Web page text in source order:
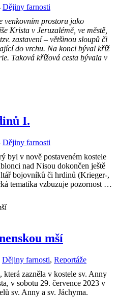
Dějiny farnosti
venkovním prostoru jako
Krista v Jeruzalémě, ve městě,
zastavení – většinou sloupů či
do vrchu. Na konci býval kříž
Taková křížová cesta bývala v
I.
Dějiny farnosti
byl v nově postaveném kostele
nad Nisou dokončen ještě
bojovníků či hrdinů (Krieger-,
tematika vzbuzuje pozornost …
mší
Dějiny farnosti, Reportáže
zazněla v kostele sv. Anny
v sobotu 29. července 2023 v
sv. Anny a sv. Jáchyma.